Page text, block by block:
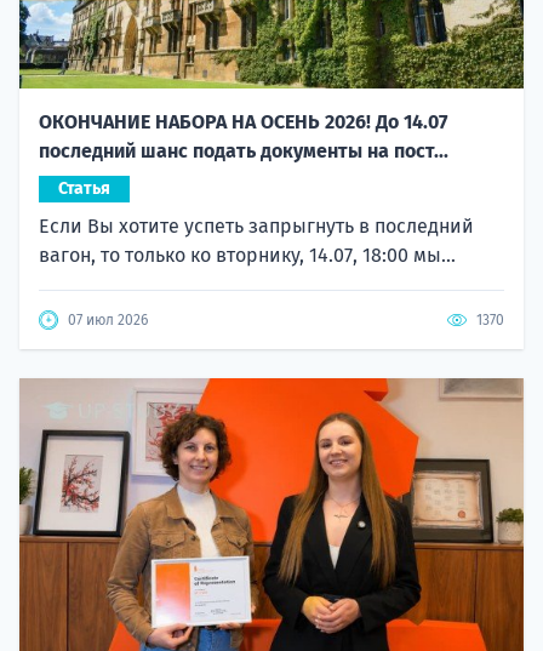
ОКОНЧАНИЕ НАБОРА НА ОСЕНЬ 2026! До 14.07
последний шанс подать документы на пост...
Статья
Если Вы хотите успеть запрыгнуть в последний
вагон, то только ко вторнику, 14.07, 18:00 мы...
07 июл 2026 1370